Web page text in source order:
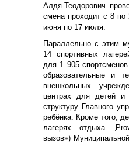
Алдя-Теодорович
смена проходит с 8
июня по 17 июля.
Параллельно с этим
14 спортивных
для 1 905
образовательные и
внешкольных
центрах для детей
структуру Главного
ребёнка. Кроме того,
лагерях отдыха
вызов»)